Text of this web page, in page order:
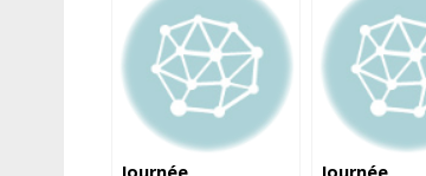
Journée Journée